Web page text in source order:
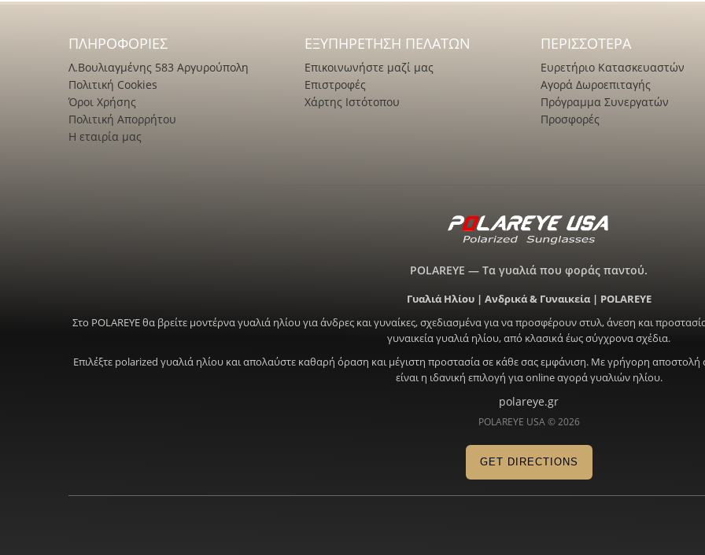
ΠΛΗΡΟΦΟΡΊΕΣ
Λ.Βουλιαγμένης 583 Αργυρούπολη
Πολιτική Cookies
Όροι Χρήσης
Πολιτική Απορρήτου
Η εταιρία μας
ΕΞΥΠΗΡΈΤΗΣΗ ΠΕΛΑΤΏΝ
Επικοινωνήστε μαζί μας
Επιστροφές
Χάρτης Ιστότοπου
ΠΕΡΙΣΣΌΤΕΡΑ
Ευρετήριο Κατασκευαστών
Αγορά Δωροεπιταγής
Πρόγραμμα Συνεργατών
Προσφορές
POLAREYE — Τα γυαλιά που φοράς παντού.
Γυαλιά Ηλίου | Ανδρικά & Γυναικεία | POLAREYE
Στο POLAREYE θα βρείτε μοντέρνα γυαλιά ηλίου για άνδρες και γυναίκες, σχεδιασμένα για να προσφέρουν στυλ, άνεση και
γυναικεία γυαλιά ηλίου, από κλασικά έως σύγχρονα σχέδια.
Επιλέξτε polarized γυαλιά ηλίου και απολαύστε καθαρή όραση και μέγιστη προστασία σε κάθε σας εμφάνιση. Με γρήγορη αποστολή
είναι η ιδανική επιλογή για online αγορά γυαλιών ηλίου.
polareye.gr
POLAREYE USA © 2026
GET DIRECTIONS